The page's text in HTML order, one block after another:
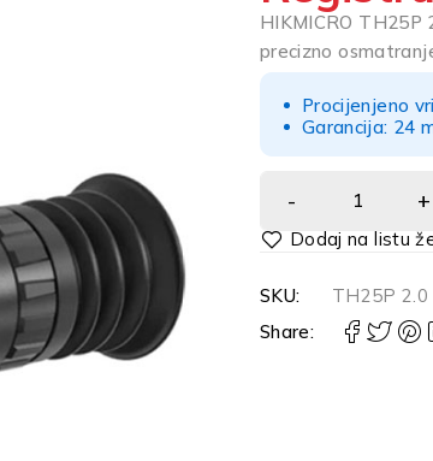
HIKMICRO TH25P
precizno
Procijenjeno
Garancija: 24
Alternative:
SKU:
TH25P 2.0
Share: